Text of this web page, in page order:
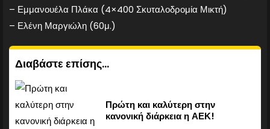
– Εμμανουέλα Πλάκα (4×400 Σκυταλοδρομία Μικτή)
– Ελένη Μαργιώλη (60μ.)
Διαβάστε επίσης...
Πρώτη και καλύτερη στην
κανονική διάρκεια η ΑΕΚ!